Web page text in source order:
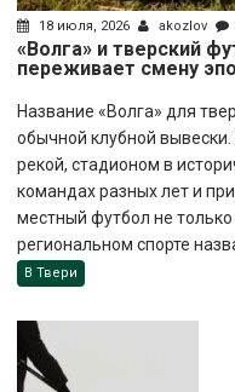
18 июля, 2026 akozlov
«Волга» и тверский
переживает смену
Название «Волга» для
обычной клубной
рекой, стадионом в
командах разных лет и
местный футбол не
региональном спорте
В Твери